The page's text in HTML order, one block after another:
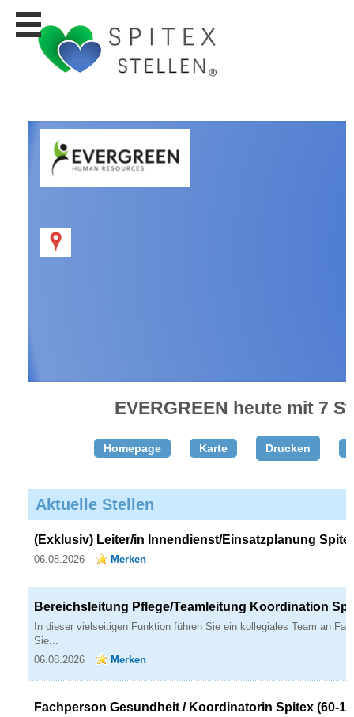
Stellen
finden
Personalberatungen
Personalberatungen
WERBUNG
EVERGREEN heute mit 7
Homepage Karte Drucken
Aktuelle Stellen
(Exklusiv) Leiter/in Innendienst/Einsatzplanung
06.08.2026 Merken
Bereichsleitung Pflege/Teamleitung Koordination
In dieser vielseitigen Funktion führen Sie ein kollegiales Team an
Sie...
06.08.2026
Merken
Fachperson Gesundheit / Koordinatorin Spitex (60-